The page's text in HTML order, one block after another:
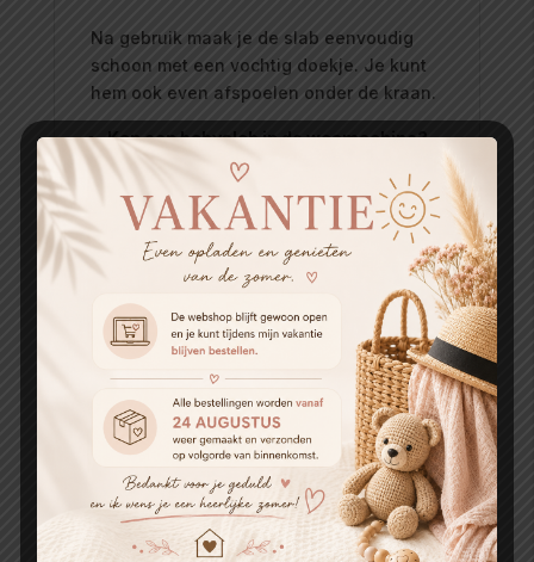
Na gebruik maak je de slab eenvoudig
schoon met een vochtig doekje. Je kunt
hem ook even afspoelen onder de kraan.
Kan een babyslab in de wasmachine?
Ja, de babyslab kan gewassen worden
op een kort programma van 30 graden.
Maar dat hoeft niet iedere dag of na een
eetmoment. Dat is het voordeel van de
afneembare waterafstotende stof.
Wat is het verschil tussen een
babyslab en een slab xl?
De babyslab is gemaakt voor baby's
vanaf 6 maanden en heeft een formaat
van 33 x 22 cm. De slab xl is groter en
geschikt voor kinderen vanaf 1 jaar die
zelfstandig eten en vaak wat meer